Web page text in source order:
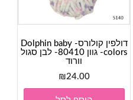
דולפין קולורס- Dolphin baby
colors- גוון 80410- לבן סגול
וורוד
₪24.00